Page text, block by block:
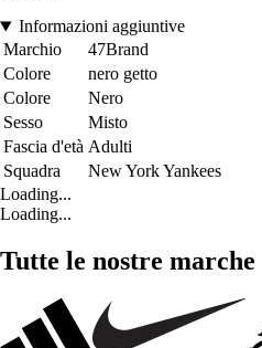
Informazioni aggiuntive
Marchio
47Brand
Colore
nero getto
Colore
Nero
Sesso
Misto
Fascia d'età Adulti
Squadra
New York Yankees
Loading...
Loading...
Tutte le nostre marche